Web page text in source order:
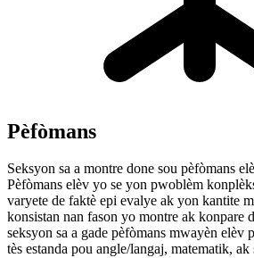
Pèfòmans
Seksyon sa a montre done sou pèfòmans
Pèfòmans elèv yo se yon pwoblèm
varyete de faktè epi evalye ak yon kantite
konsistan nan fason yo montre ak konpare
seksyon sa a gade pèfòmans mwayèn elèv
tès estanda pou angle/langaj, matematik, ak